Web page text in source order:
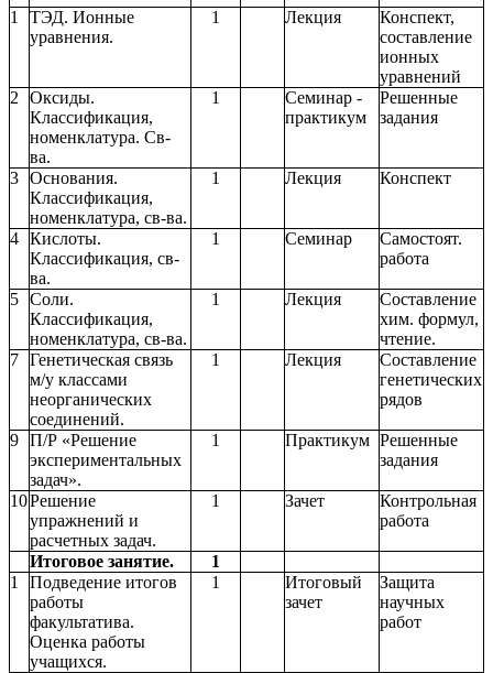
1
ТЭД. Ионные
уравнения.
1 Лекция
Конспект,
составление
ионных
уравнений
2
Оксиды.
Классификация,
номенклатура. Св-
ва.
1
Семинар -
практикум
Решенные
задания
3 Основания.
Классификация,
номенклатура, св-ва.
1 Лекция Конспект
4 Кислоты.
Классификация, св-
ва.
1 Семинар
Самостоят.
работа
5 Соли.
Классификация,
номенклатура, св-ва.
1 Лекция
Составление
хим. формул,
чтение.
7 Генетическая связь
м/у классами
неорганических
соединений.
1 Лекция
Составление
генетических
рядов
9 П/Р «Решение
экспериментальных
задач».
1 Практикум Решенные
задания
10Решение
упражнений и
расчетных задач.
1 Зачет
Контрольная
работа
Итоговое занятие.
1
1
Подведение итогов
работы
факультатива.
Оценка работы
учащихся.
1
Итоговый
зачет
Защита
научных
работ